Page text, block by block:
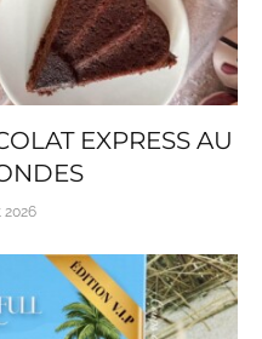
EXPRESS AU
2026